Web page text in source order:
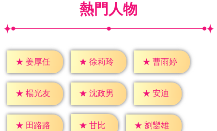
熱門人物
★ 姜厚任 ★ 徐莉玲 ★ 曹雨婷
★ 楊光友 ★ 沈政男 ★ 安迪
★ 田路路 ★ 甘比 ★ 劉鑾雄